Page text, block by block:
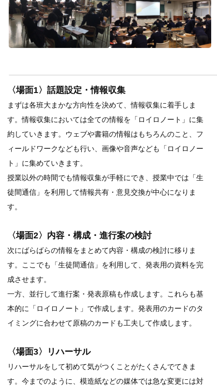
〈場面1〉話題設定・情報収集
まずは各班大まかな方向性を決めて、情報収集に着手しま
す。情報収集においては全ての情報を「ロイロノート」に集
約していきます。ウェブや書籍の情報はもちろんのこと、フ
ィールドワークなども行い、画像や音声なども「ロイロノー
ト」に集めていきます。
授業以外の時間でも情報収集が手軽にでき、授業中では「生
徒間通信」を利用して情報共有・意見交換が中心になりま
す。
〈場面2〉内容・構成・進行案の検討
次にばらばらの情報をまとめて内容・構成の検討に移りま
す。ここでも「生徒間通信」を利用して、発表用の資料を完
成させます。
一方、並行して進行案・発表原稿も作成します。これらも基
本的に「ロイロノート」で作成します。発表用のカードのタ
イミングに合わせて原稿のカードも工夫して作成します。
〈場面3〉リハーサル
リハーサルをして初めて気がつくことがたくさんでてきま
す。今までのように、模造紙などの媒体では急な変更には対